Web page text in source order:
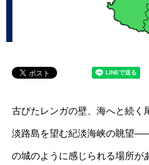
古びたレンガの壁、海へと続く
淡路島を望む紀淡海峡の眺望
の城のように感じられる場所が